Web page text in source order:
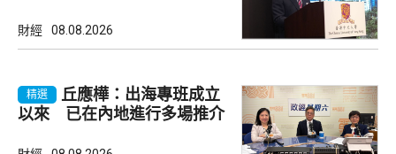
財經 08.08.2026
精選
丘應樺：出海專班成立
以來 已在內地進行多場推介